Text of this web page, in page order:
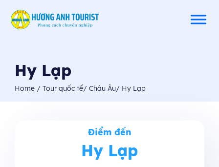
Hy Lạp
Home / Tour quốc tế/ Châu Âu/ Hy Lạp
Điểm đến
Hy Lạp